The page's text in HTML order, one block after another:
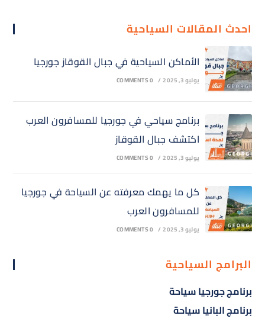
احدث المقالات السياحية
الأماكن السياحية في جبال القوقاز جورجيا
يوليو 3, 2025 /
0 COMMENTS
برنامج سياحي في جورجيا للمسافرون العرب
اكتشف جبال القوقاز
يوليو 3, 2025 /
0 COMMENTS
كل ما يهمك معرفته عن السياحة في جورجيا
للمسافرون العرب
يوليو 3, 2025 /
0 COMMENTS
البرامج السياحية
برنامج جورجيا سياحة
برنامج البانيا سياحة